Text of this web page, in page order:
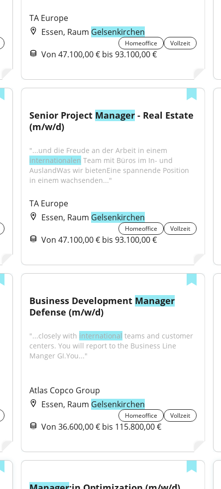
TA Europe
Essen, Raum Gelsenkirchen
Homeoffice Vollzeit
Von 47.100,00 € bis 93.100,00 €
Senior Project Manager - Real Estate
(m/w/d)
internationalen Team mit Büros im In- und
AuslandWas wir bietenEine spannende Position
in einem wachsenden..."
TA Europe
Essen, Raum Gelsenkirchen
Homeoffice Vollzeit
Von 47.100,00 € bis 93.100,00 €
Business Development Manager
Defense (m/w/d)
"...closely with international teams and customer
centers. You will report to the Business Line
Manger GI.You..."
Atlas Copco Group
Essen, Raum Gelsenkirchen
Homeoffice Vollzeit
Von 36.600,00 € bis 115.800,00 €